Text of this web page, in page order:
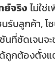
ย์จริงไม่ใช่
บลูกค้า, โ
ที่ชัดเจนจ
ด้ถูกต้องตั้ง